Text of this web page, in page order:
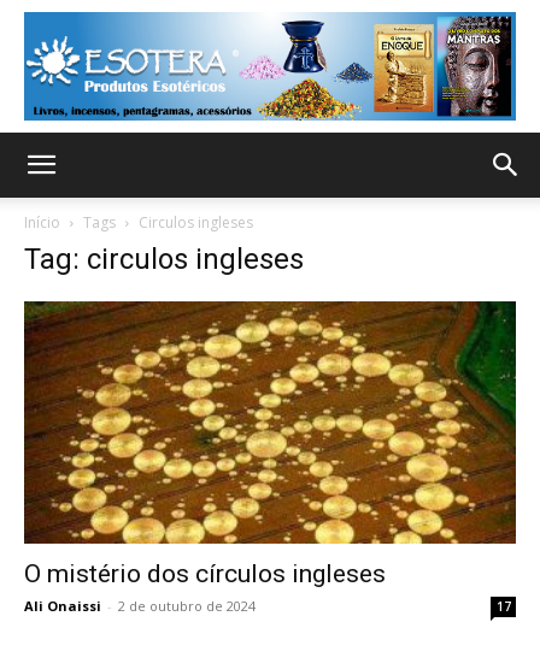
Início Tags Circulos ingleses
Tag: circulos ingleses
O mistério dos círculos ingleses
Ali Onaissi - 2 de outubro de 2024 17